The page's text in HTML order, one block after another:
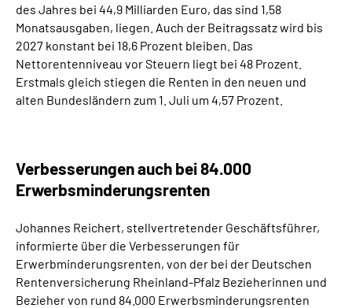
des Jahres bei 44,9 Milliarden Euro, das sind 1,58
Monatsausgaben, liegen. Auch der Beitragssatz wird bis
2027 konstant bei 18,6 Prozent bleiben. Das
Nettorentenniveau vor Steuern liegt bei 48 Prozent.
Erstmals gleich stiegen die Renten in den neuen und
alten Bundesländern zum 1. Juli um 4,57 Prozent.
Verbesserungen auch bei 84.000
Erwerbsminderungsrenten
Johannes Reichert, stellvertretender Geschäftsführer,
informierte über die Verbesserungen für
Erwerbminderungsrenten, von der bei der Deutschen
Rentenversicherung Rheinland-Pfalz Bezieherinnen und
Bezieher von rund 84.000 Erwerbsminderungsrenten